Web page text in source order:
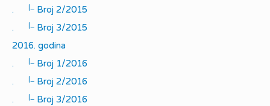
.
|_
Broj 2/2015
.
|_
Broj 3/2015
2016. godina
.
|_
Broj 1/2016
.
|_
Broj 2/2016
.
|_
Broj 3/2016